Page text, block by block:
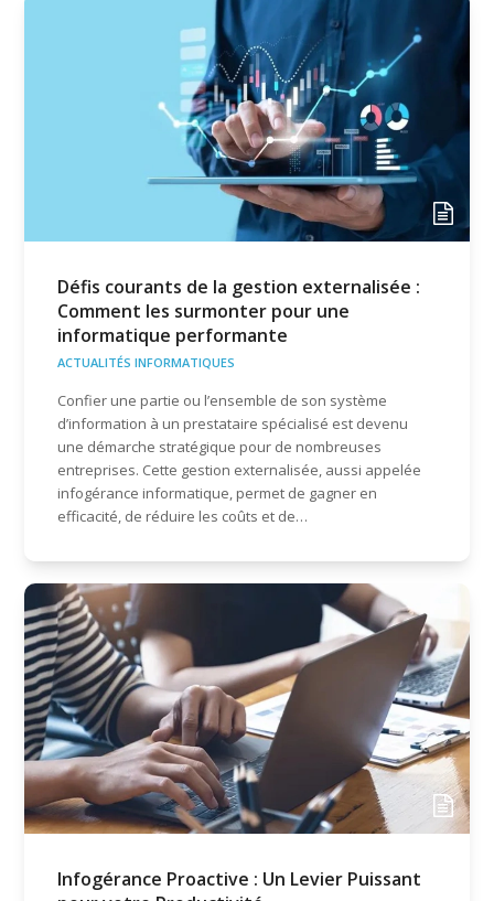
Défis courants de la gestion externalisée :
Comment les surmonter pour une
informatique performante
ACTUALITÉS INFORMATIQUES
Confier une partie ou l’ensemble de son système
d’information à un prestataire spécialisé est devenu
une démarche stratégique pour de nombreuses
entreprises. Cette gestion externalisée, aussi appelée
infogérance informatique, permet de gagner en
efficacité, de réduire les coûts et de…
Infogérance Proactive : Un Levier Puissant